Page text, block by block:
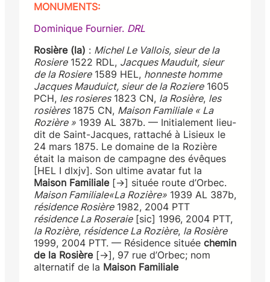
MONUMENTS:
Dominique Fournier. DRL
Rosière (la) : Michel Le Vallois, sieur de la
Rosiere1522 RDL, Jacques Mauduit, sieur
de la Rosiere1589 HEL, honneste homme
Jacques Mauduict, sieur de la Roziere1605
PCH, les rosieres1823 CN, la Rosière, les
rosières1875 CN, Maison Familiale « La
Rozière » 1939 AL 387b. — Initialement lieu-
dit de Saint-Jacques, rattaché à Lisieux le
24 mars 1875. Le domaine de la Rozière
était la maison de campagne des évêques
[HEL I dlxjv]. Son ultime avatar fut la
Maison Familiale[→] située route d’Orbec.
Maison Familiale«La Rozière» 1939 AL 387b,
résidence Rosière1982, 2004 PTT
résidence La Roseraie[sic] 1996, 2004 PTT,
la Rozière, résidence La Rozière, la Rosière
1999, 2004 PTT. — Résidence située chemin
de la Rosière[→], 97 rue d’Orbec; nom
alternatif de la Maison Familiale